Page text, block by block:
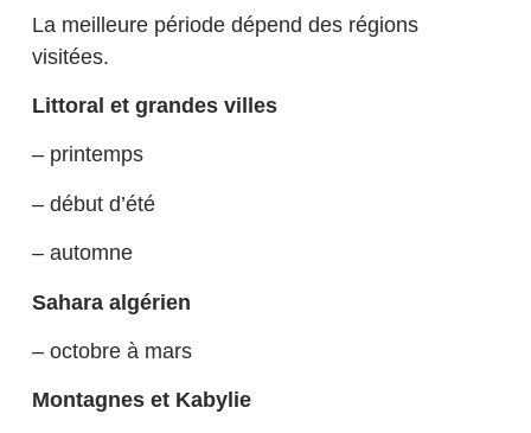
La meilleure période dépend des régions
visitées.
Littoral et grandes villes
– printemps
– début d’été
– automne
Sahara algérien
– octobre à mars
Montagnes et Kabylie